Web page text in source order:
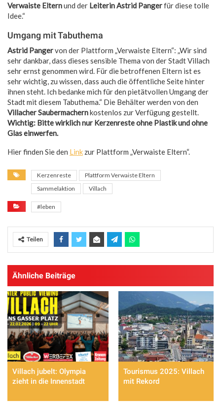
Verwaiste Elternund der Leiterin Astrid Pangerfür diese tolle
Idee.“
Umgang mit Tabuthema
Astrid Pangervon der Plattform „Verwaiste Eltern“: „Wir sind
sehr dankbar, dass dieses sensible Thema von der Stadt Villach
sehr ernst genommen wird. Für die betroffenen Eltern ist es
sehr wichtig, zu wissen, dass auch die öffentliche Seite hinter
ihnen steht. Ich bedanke mich für den pietätvollen Umgang der
Stadt mit diesem Tabuthema.“ Die Behälter werden von den
Villacher Saubermachernkostenlos zur Verfügung gestellt.
Wichtig: Bitte wirklich nur Kerzenreste ohne Plastik und ohne
Glas einwerfen.
Hier finden Sie den Link zur Plattform „Verwaiste Eltern“.
Kerzenreste
Plattform Verwaiste Eltern
Sammelaktion
Villach
#leben
Teilen
Ähnliche Beiträge
Villach jubelt: Olympia
zieht in die Innenstadt
Tourismus 2025: Villach
mit Rekord